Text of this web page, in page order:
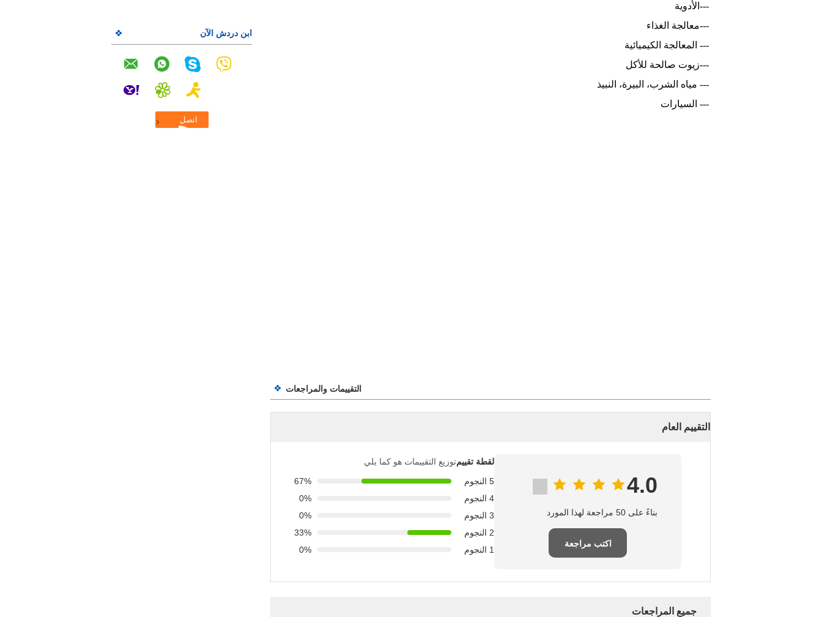
ابن دردش الآن
---الأدوية
---معالجة الغذاء
--- المعالجة الكيميائية
---زيوت صالحة للأكل
--- مياه الشرب، البيرة، النبيذ
--- السيارات
التقييمات والمراجعات
التقييم العام
4.0
بناءً على 50 مراجعة لهذا المورد
اكتب مراجعة
لقطة تقييمتوزيع التقييمات هو كما يلي
5 النجوم
67%
4 النجوم
0%
3 النجوم
0%
2 النجوم
33%
1 النجوم
0%
جميع المراجعات